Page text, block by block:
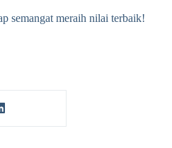
semangat meraih nilai terbaik!